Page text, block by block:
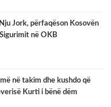
Jork, përfaqëson Kosovën
në OKB
në takim dhe kushdo që
Kurti i bënë dëm